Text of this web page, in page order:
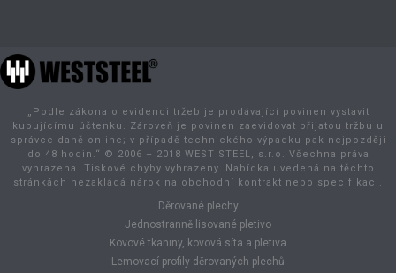
„Podle zákona o evidenci tržeb je prodávající povinen vystavit
kupujícímu účtenku. Zároveň je povinen zaevidovat přijatou tržbu u
správce daně online; v případě technického výpadku pak nejpozději
do 48 hodin.“ © 2006 – 2018 WEST STEEL, s.r.o. Všechna práva
vyhrazena. Tiskové chyby vyhrazeny. Nabídka uvedená na těchto
stránkách nezakládá nárok na obchodní kontrakt nebo specifikaci.
Děrované plechy
Jednostranně lisované pletivo
Kovové tkaniny, kovová síta a pletiva
Lemovací profily děrovaných plechů